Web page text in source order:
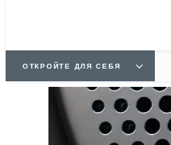
ОТКРОЙТЕ ДЛЯ СЕБЯ